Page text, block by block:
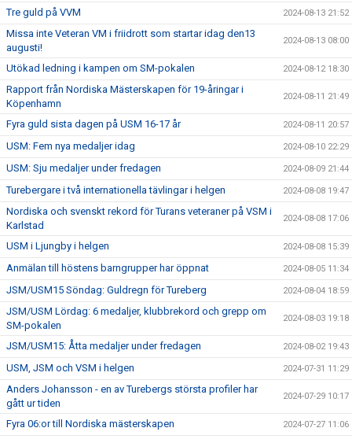
Tre guld på VVM 2024-08-13 21:52
Missa inte Veteran VM i friidrott som startar idag den13
augusti!
2024-08-13 08:00
Utökad ledning i kampen om SM-pokalen 2024-08-12 18:30
Rapport från Nordiska Mästerskapen för 19-åringar i
Köpenhamn
2024-08-11 21:49
Fyra guld sista dagen på USM 16-17 år 2024-08-11 20:57
USM: Fem nya medaljer idag 2024-08-10 22:29
USM: Sju medaljer under fredagen 2024-08-09 21:44
Turebergare i två internationella tävlingar i helgen 2024-08-08 19:47
Nordiska och svenskt rekord för Turans veteraner på VSM i
Karlstad
2024-08-08 17:06
USM i Ljungby i helgen 2024-08-08 15:39
Anmälan till höstens barngrupper har öppnat 2024-08-05 11:34
JSM/USM15 Söndag: Guldregn för Tureberg 2024-08-04 18:59
JSM/USM Lördag: 6 medaljer, klubbrekord och grepp om
SM-pokalen
2024-08-03 19:18
JSM/USM15: Åtta medaljer under fredagen 2024-08-02 19:43
USM, JSM och VSM i helgen 2024-07-31 11:29
Anders Johansson - en av Turebergs största profiler har
gått ur tiden
2024-07-29 10:17
Fyra 06:or till Nordiska mästerskapen 2024-07-27 11:06